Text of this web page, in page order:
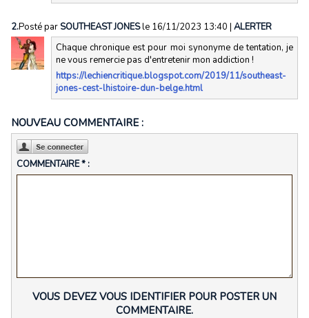
2.Posté par SOUTHEAST JONESle 16/11/2023 13:40 | ALERTER
Chaque chronique est pour moi synonyme de tentation, je
ne vous remercie pas d'entretenir mon addiction !
https://lechiencritique.blogspot.com/2019/11/southeast-
jones-cest-lhistoire-dun-belge.html
NOUVEAU COMMENTAIRE :
COMMENTAIRE * :
VOUS DEVEZ VOUS IDENTIFIER POUR POSTER UN
COMMENTAIRE.